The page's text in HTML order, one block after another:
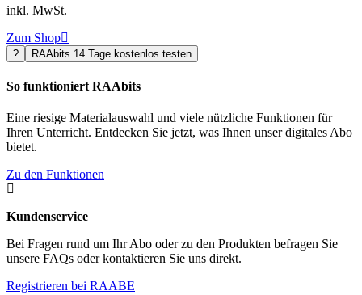
inkl. MwSt.
Zum Shop
? RAAbits 14 Tage kostenlos testen
So funktioniert RAAbits
Eine riesige Materialauswahl und viele nützliche Funktionen für
Ihren Unterricht. Entdecken Sie jetzt, was Ihnen unser digitales Abo
bietet.
Zu den Funktionen

Kundenservice
Bei Fragen rund um Ihr Abo oder zu den Produkten befragen Sie
unsere FAQs oder kontaktieren Sie uns direkt.
Registrieren bei RAABE